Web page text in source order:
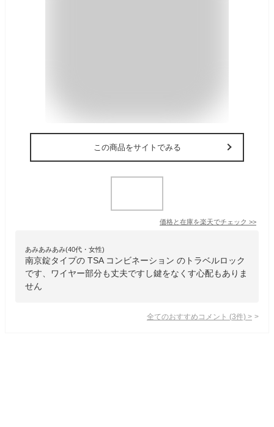
この商品をサイトでみる
価格と在庫を楽天でチェック >>
あみあみあみ(40代・女性)
南京錠タイプの TSA コンビネーション のトラベルロック
です、ワイヤー部分も丈夫ですし鍵をなくす心配もありま
せん
全てのおすすめコメント (3件) >